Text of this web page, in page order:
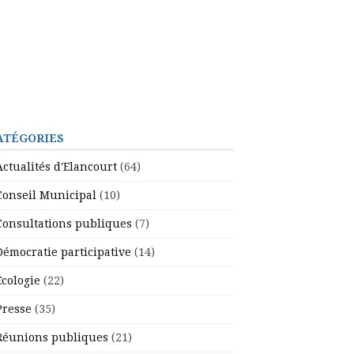
d'Elancourt (64)
Municipal (10)
publiques (7)
participative (14)
(22)
(35)
publiques (21)